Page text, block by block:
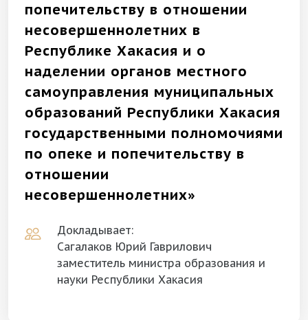
попечительству в отношении
несовершеннолетних в
Республике Хакасия и о
наделении органов местного
самоуправления муниципальных
образований Республики Хакасия
государственными полномочиями
по опеке и попечительству в
отношении
несовершеннолетних»
Докладывает:
Сагалаков Юрий Гаврилович
заместитель министра образования и
науки Республики Хакасия